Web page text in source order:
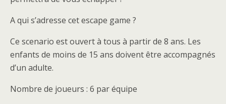
A qui s’adresse cet escape game ?
Ce scenario est ouvert à tous à partir de 8 ans. Les
enfants de moins de 15 ans doivent être accompagnés
d’un adulte.
Nombre de joueurs : 6 par équipe